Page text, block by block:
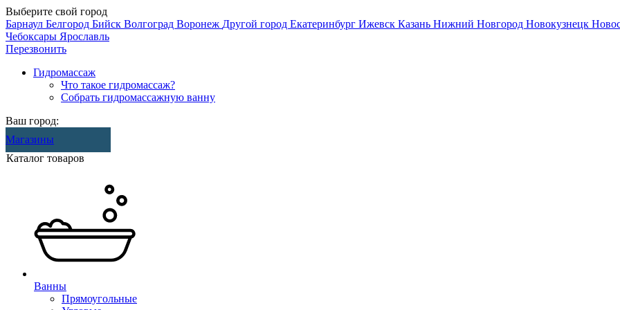
Выберите свой город
Барнаул Белгород Бийск Волгоград Воронеж Другой город Екатеринбург Ижевск Казань Нижний Новгород Новокузнецк
Чебоксары Ярославль
Перезвонить
Гидромассаж
Что такое гидромассаж?
Собрать гидромассажную ванну
Ваш город:
Магазины
Каталог товаров
Ванны
Прямоугольные